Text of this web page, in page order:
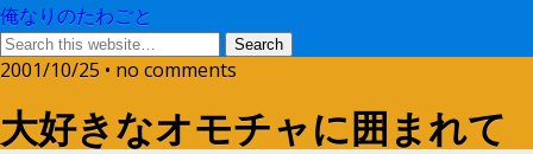
俺なりのたわごと
2001/10/25 • no comments
大好きなオモチャに囲まれて